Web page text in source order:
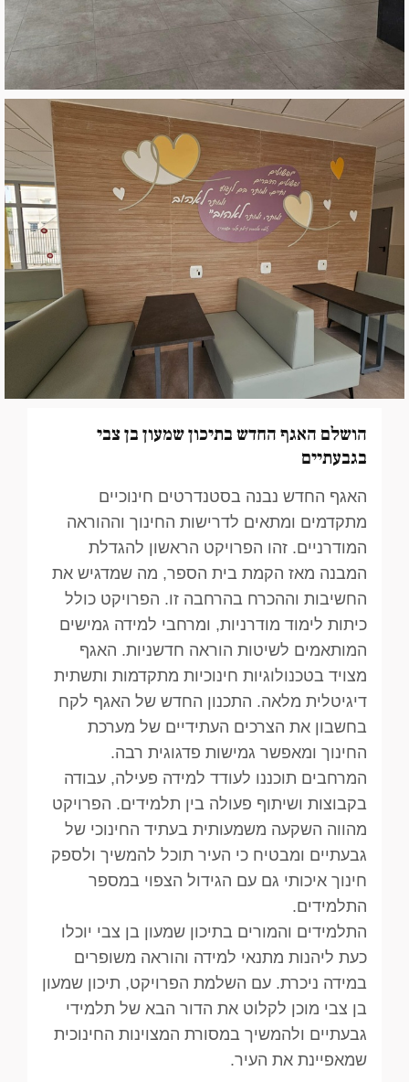
הושלם האגף החדש בתיכון שמעון בן צבי
בגבעתיים
האגף החדש נבנה בסטנדרטים חינוכיים
מתקדמים ומתאים לדרישות החינוך וההוראה
המודרניים. זהו הפרויקט הראשון להגדלת
המבנה מאז הקמת בית הספר, מה שמדגיש את
החשיבות וההכרח בהרחבה זו. הפרויקט כולל
כיתות לימוד מודרניות, ומרחבי למידה גמישים
המותאמים לשיטות הוראה חדשניות. האגף
מצויד בטכנולוגיות חינוכיות מתקדמות ותשתית
דיגיטלית מלאה. התכנון החדש של האגף לקח
בחשבון את הצרכים העתידיים של מערכת
החינוך ומאפשר גמישות פדגוגית רבה.
המרחבים תוכננו לעודד למידה פעילה, עבודה
בקבוצות ושיתוף פעולה בין תלמידים. הפרויקט
מהווה השקעה משמעותית בעתיד החינוכי של
גבעתיים ומבטיח כי העיר תוכל להמשיך ולספק
חינוך איכותי גם עם הגידול הצפוי במספר
התלמידים.
התלמידים והמורים בתיכון שמעון בן צבי יוכלו
כעת ליהנות מתנאי למידה והוראה משופרים
במידה ניכרת. עם השלמת הפרויקט, תיכון שמעון
בן צבי מוכן לקלוט את הדור הבא של תלמידי
גבעתיים ולהמשיך במסורת המצוינות החינוכית
שמאפיינת את העיר.